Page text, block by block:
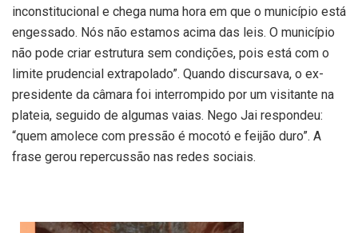
inconstitucional e chega numa hora em que o município está
engessado. Nós não estamos acima das leis. O município
não pode criar estrutura sem condições, pois está com o
limite prudencial extrapolado”. Quando discursava, o ex-
presidente da câmara foi interrompido por um visitante na
plateia, seguido de algumas vaias. Nego Jai respondeu:
“quem amolece com pressão é mocotó e feijão duro”. A
frase gerou repercussão nas redes sociais.